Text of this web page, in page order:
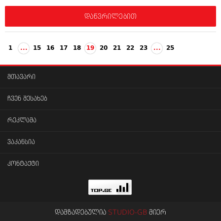
დაწვრილებით
1 ... 15 16 17 18 19 20 21 22 23 ... 25
მთავარი
ჩვენ შესახებ
რეკლამა
ვაკანსია
კონტაქტი
დამზადებულია STUDIO-GB მიერ